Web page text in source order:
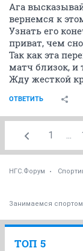
Ага
вернемся к
Узнать его
приват, чем
Так как эта
матч близок, и
Жду жесткой
ОТВЕТИТЬ
1 ...
НГС.Форум
Занимаемся
ТОП 5